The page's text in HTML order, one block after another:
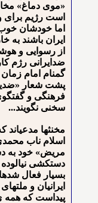
«موی دماغ»
است رژیم برای
اما خودشان خوب
ایران باشند به
از رسوایی و
ضدایرانی رژم
گمنام امام
پشت شعار
فرهنگی و
سخنی نگویند...
مخنث⁯ها
اسلام ناب
مریض» خود به
دستکشی نیالوده
بسیار فعال
ایرانیان و
پیداست که همه